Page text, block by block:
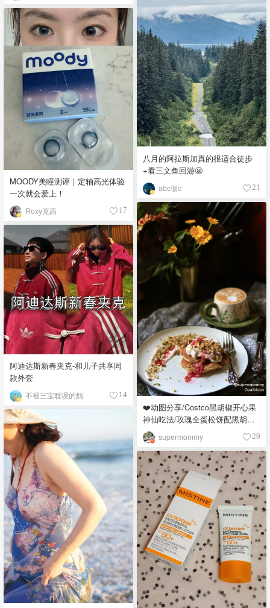
八月的阿拉斯加真的很适合徒步
+看三文鱼回游😬
abc個c 21
MOODY美瞳测评｜定轴高光体验
一次就会爱上！
Roxy克西 17
❤️动图分享/Costco黑胡椒开心果
神仙吃法/玫瑰全蛋松饼配黑胡椒
开心果碎太惊艳😍
supermommy 29
阿迪达斯新春夹克-和儿子共享同
款外套
不被三宝耽误的妈 14